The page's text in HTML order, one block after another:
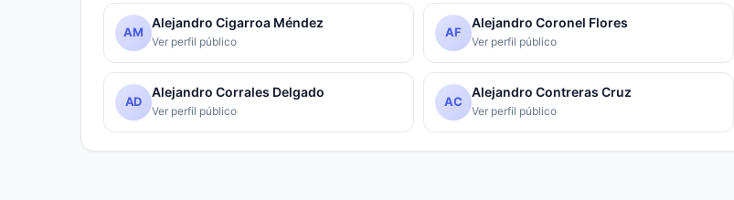
AM
Alejandro Cigarroa Méndez
Ver perfil público
AF
Alejandro Coronel Flores
Ver perfil público
AD
Alejandro Corrales Delgado
Ver perfil público
AC
Alejandro Contreras Cruz
Ver perfil público